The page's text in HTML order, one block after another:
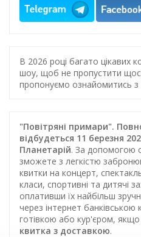
В 2026 році багато цікавих
шоу, щоб не пропустити
пропонуємо ознайомитись з
"Повітряні примари".
відбудеться 11 березня
Планетарій. За допомогою
зможете з легкістю
квитки на концерт,
класи, спортивні та дитячі
оплативши їх найбільш
через інтернет банківською
готівкою або кур'єром,
квитка з доставкою.